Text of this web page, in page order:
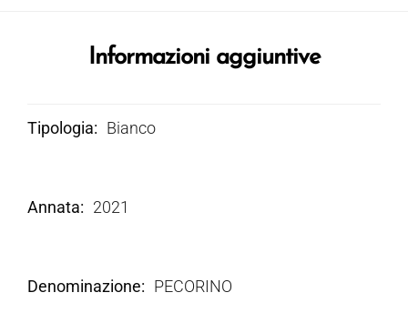
Informazioni aggiuntive
Tipologia Bianco
Annata 2021
Denominazione PECORINO